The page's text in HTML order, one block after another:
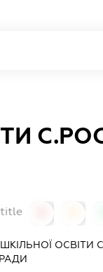
ОСВІТИ